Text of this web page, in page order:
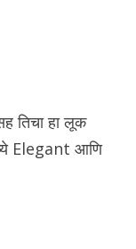
तिचा हा लूक
Elegant आणि